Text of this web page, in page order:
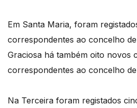
Em Santa Maria, foram
correspondentes ao concelho
Graciosa há também oito novos
correspondentes ao concelho
Na Terceira foram registados